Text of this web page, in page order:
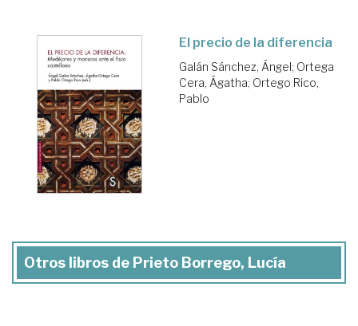
El precio de la diferencia
Galán Sánchez, Ángel ; Ortega
Cera, Ágatha; Ortego Rico,
Pablo
Otros libros de Prieto Borrego, Lucía